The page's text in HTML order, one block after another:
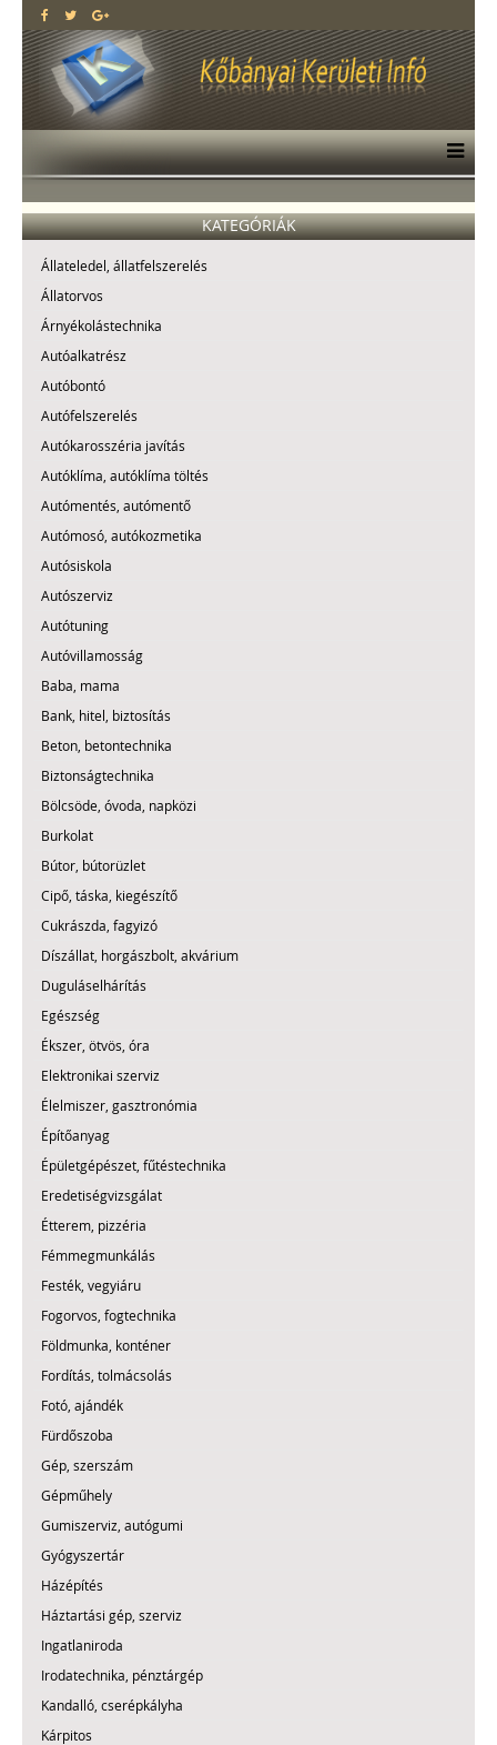
KATEGÓRIÁK
Állateledel, állatfelszerelés
Állatorvos
Árnyékolástechnika
Autóalkatrész
Autóbontó
Autófelszerelés
Autókarosszéria javítás
Autóklíma, autóklíma töltés
Autómentés, autómentő
Autómosó, autókozmetika
Autósiskola
Autószerviz
Autótuning
Autóvillamosság
Baba, mama
Bank, hitel, biztosítás
Beton, betontechnika
Biztonságtechnika
Bölcsöde, óvoda, napközi
Burkolat
Bútor, bútorüzlet
Cipő, táska, kiegészítő
Cukrászda, fagyizó
Díszállat, horgászbolt, akvárium
Duguláselhárítás
Egészség
Ékszer, ötvös, óra
Elektronikai szerviz
Élelmiszer, gasztronómia
Építőanyag
Épületgépészet, fűtéstechnika
Eredetiségvizsgálat
Étterem, pizzéria
Fémmegmunkálás
Festék, vegyiáru
Fogorvos, fogtechnika
Földmunka, konténer
Fordítás, tolmácsolás
Fotó, ajándék
Fürdőszoba
Gép, szerszám
Gépműhely
Gumiszerviz, autógumi
Gyógyszertár
Házépítés
Háztartási gép, szerviz
Ingatlaniroda
Irodatechnika, pénztárgép
Kandalló, cserépkályha
Kárpitos